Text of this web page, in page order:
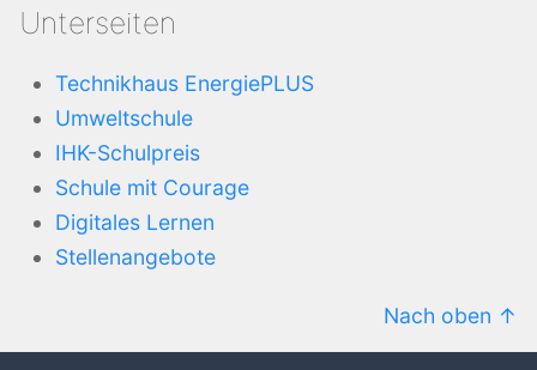
Unterseiten
Technikhaus EnergiePLUS
Umweltschule
IHK-Schulpreis
Schule mit Courage
Digitales Lernen
Stellenangebote
Nach oben